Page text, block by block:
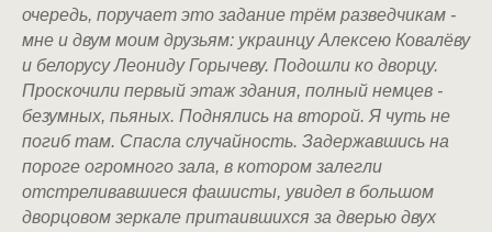
очередь, поручает это задание трём разведчикам -
мне и двум моим друзьям: украинцу Алексею Ковалёву
и белорусу Леониду Горычеву. Подошли ко дворцу.
Проскочили первый этаж здания, полный немцев -
безумных, пьяных. Поднялись на второй. Я чуть не
погиб там. Спасла случайность. Задержавшись на
пороге огромного зала, в котором залегли
отстреливавшиеся фашисты, увидел в большом
дворцовом зеркале притаившихся за дверью двух